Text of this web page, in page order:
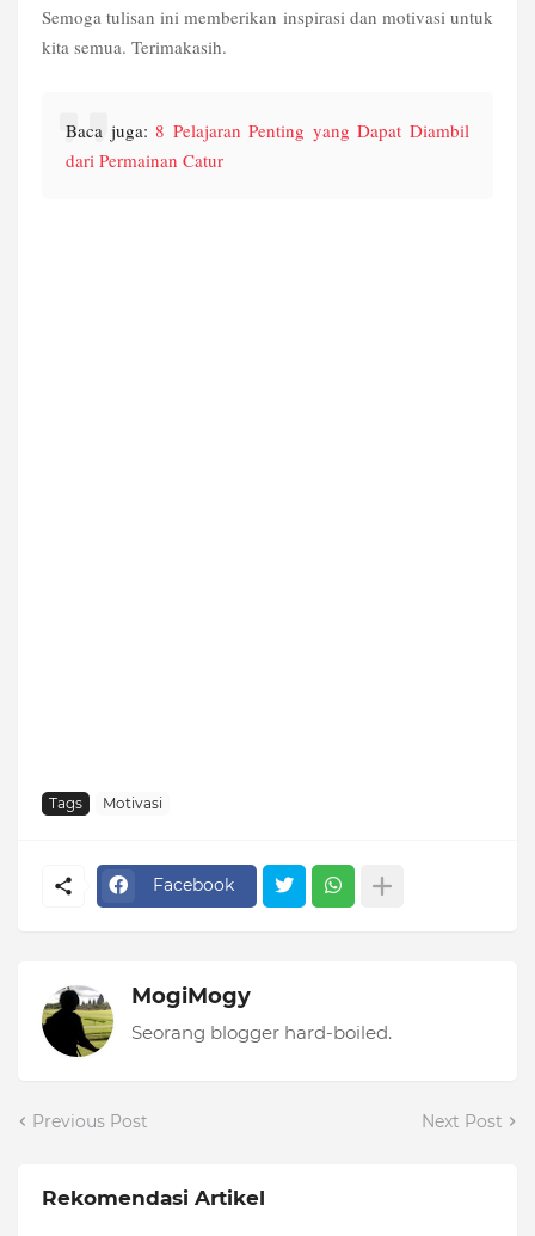
Semoga tulisan ini memberikan inspirasi dan motivasi untuk
kita semua. Terimakasih.
Baca juga: 8 Pelajaran Penting yang Dapat Diambil
dari Permainan Catur
Tags Motivasi
Facebook
MogiMogy
Seorang blogger hard-boiled.
Previous Post Next Post
Rekomendasi Artikel